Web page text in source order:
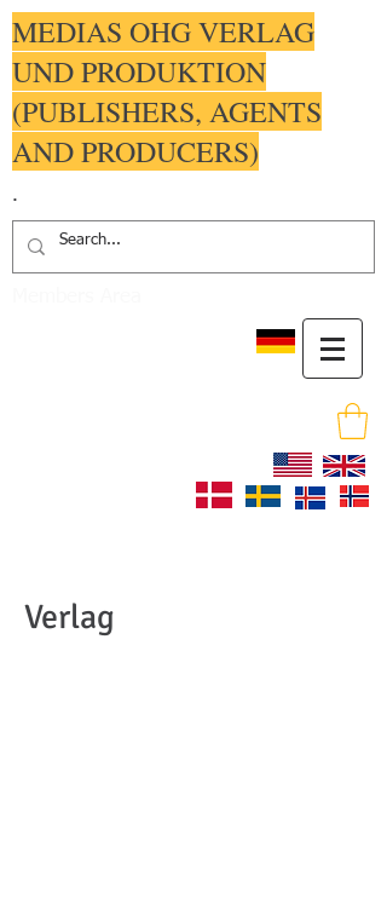
MEDIAS OHG VERLAG
UND PRODUKTION
(PUBLISHERS, AGENTS
AND PRODUCERS)
.
Verlag